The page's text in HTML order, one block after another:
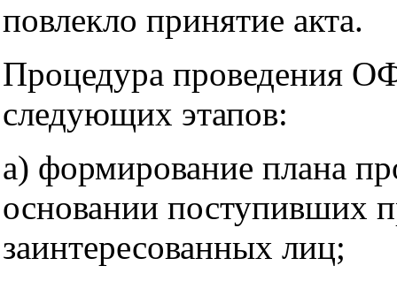
повлекло принятие акта.
Процедура проведения
следующих этапов:
а) формирование плана
основании поступивших
заинтересованных лиц;